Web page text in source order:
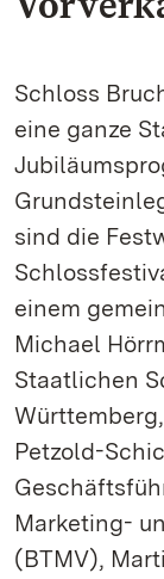
Schloss
eine ganze
sind die
einem
Michael
Staatlichen
Petzold-
Marketing-
(BTMV),